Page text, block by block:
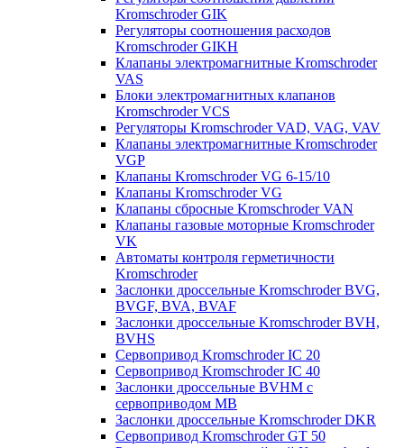
Kromschroder GIK
Регуляторы соотношения расходов
Kromschroder GIKH
Клапаны электромагнитные Kromschroder
VAS
Блоки электромагнитных клапанов
Kromschroder VCS
Регуляторы Kromschroder VAD, VAG, VAV
Клапаны электромагнитные Kromschroder
VGP
Клапаны Kromschroder VG 6-15/10
Клапаны Kromschroder VG
Клапаны сбросные Kromschroder VAN
Клапаны газовые моторные Kromschroder
VK
Автоматы контроля герметичности
Kromschroder
Заслонки дроссельные Kromschroder BVG,
BVGF, BVA, BVAF
Заслонки дроссельные Kromschroder BVH,
BVHS
Сервопривод Kromschroder IC 20
Сервопривод Kromschroder IC 40
Заслонки дроссельные BVHM с
сервоприводом МВ
Заслонки дроссельные Kromschroder DKR
Cервопривод Kromschroder GT 50